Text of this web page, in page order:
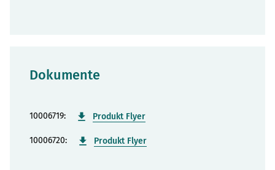
Dokumente
10006719: Produkt Flyer
10006720: Produkt Flyer